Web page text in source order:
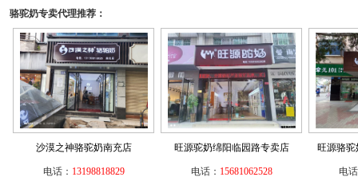
骆驼奶专卖代理推荐：
沙漠之神骆驼奶南充店
电话： 13198818829
旺源驼奶绵阳临园路专卖店
电话： 15681062528
旺源骆驼
电